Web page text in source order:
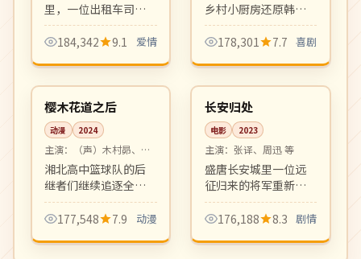
里，一位出租车司机
与一位刚分手的女乘
客度过最长的十二小
色都市爱情小品。
184,342 9.1 爱情
乡村小厨房还原韩定
食与世界料理，节目
温馨有趣，是观察日
艺。
178,301 7.7 喜剧
日本
连载中 12:16
樱木花道之后
动漫 2024
主演：
（声）木村昴、神
谷浩史 等
湘北高中篮球队的后
继者们继续追逐全国
大赛梦想。承袭经典
作品热血气质、画面
作。
177,548 7.9 动漫
中国
4K 99:57
长安归处
电影 2023
主演： 张译、周迅 等
盛唐长安城里一位远
征归来的将军重新寻
回家与人的意义。气
势恢宏的古装历史正
顶级制作。
176,188 8.3 剧情